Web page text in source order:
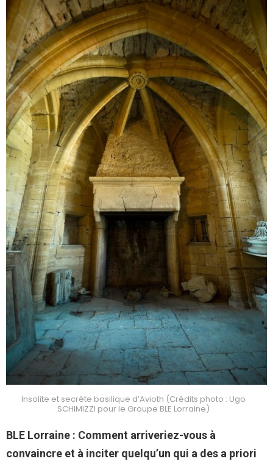
Insolite et secrète basilique d’Avioth (Crédits photo : Ugo
SCHIMIZZI pour le Groupe BLE Lorraine)
BLE Lorraine : Comment arriveriez-vous à
convaincre et à inciter quelqu’un qui a des a priori